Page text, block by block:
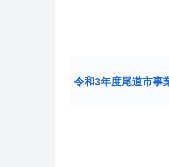
令和3年度尾道市事